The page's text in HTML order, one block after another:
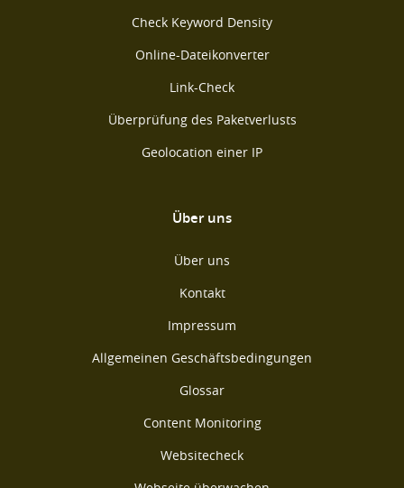
Check Keyword Density
Online-Dateikonverter
Link-Check
Überprüfung des Paketverlusts
Geolocation einer IP
Über uns
Über uns
Kontakt
Impressum
Allgemeinen Geschäftsbedingungen
Glossar
Content Monitoring
Websitecheck